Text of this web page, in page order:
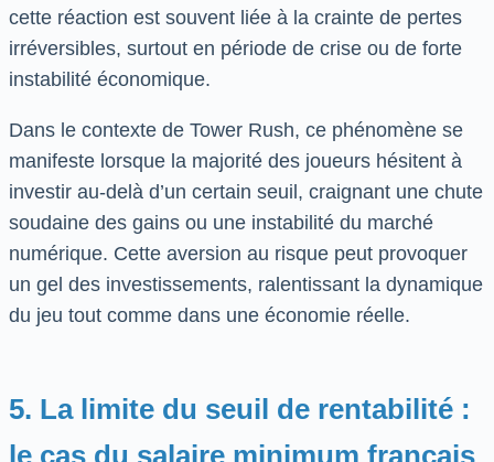
cette réaction est souvent liée à la crainte de pertes
irréversibles, surtout en période de crise ou de forte
instabilité économique.
Dans le contexte de Tower Rush, ce phénomène se
manifeste lorsque la majorité des joueurs hésitent à
investir au-delà d’un certain seuil, craignant une chute
soudaine des gains ou une instabilité du marché
numérique. Cette aversion au risque peut provoquer
un gel des investissements, ralentissant la dynamique
du jeu tout comme dans une économie réelle.
5. La limite du seuil de rentabilité :